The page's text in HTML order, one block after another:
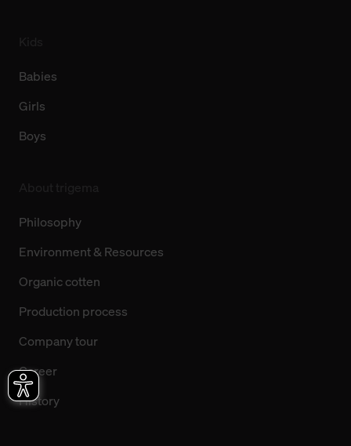
Babies
Girls
Boys
Philosophy
Environment & Resources
Organic cotten
Production process
Company tour
Career
History